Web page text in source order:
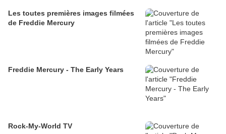
Les toutes premières images filmées
de Freddie Mercury
Freddie Mercury - The Early Years
Rock-My-World TV